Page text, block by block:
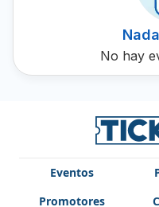
No hay
Eventos
Promotores